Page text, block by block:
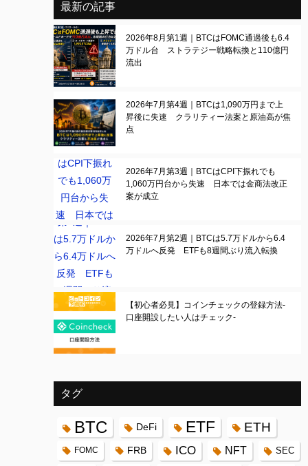
最新の記事
2026年8月第1週｜BTCはFOMC通過後も6.4
万ドル台 ストラテジー戦略転換と110億円
流出
2026年7月第4週｜BTCは1,090万円まで上
昇後に失速 クラリティー法案と原油高が焦
点
2026年7月第3週｜BTCはCPI下振れでも
1,060万円台から失速 日本では金商法改正
案が成立
2026年7月第2週｜BTCは5.7万ドルから6.4
万ドルへ反発 ETFも8週間ぶり流入転換
【初心者必見】コインチェックの登録方法-
口座開設したい人はチェック-
タグ
BTC DeFi ETF ETH
FOMC FRB ICO NFT SEC